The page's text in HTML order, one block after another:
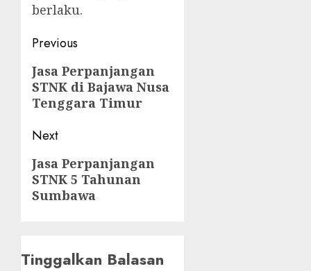
berlaku.
Post
navigation
Previous
Previous
post:
Jasa Perpanjangan
STNK di Bajawa Nusa
Tenggara Timur
Next
Next
post:
Jasa Perpanjangan
STNK 5 Tahunan
Sumbawa
Tinggalkan Balasan